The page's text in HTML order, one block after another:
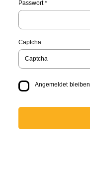
Passwort *
Captcha
Angemeldet bleiben